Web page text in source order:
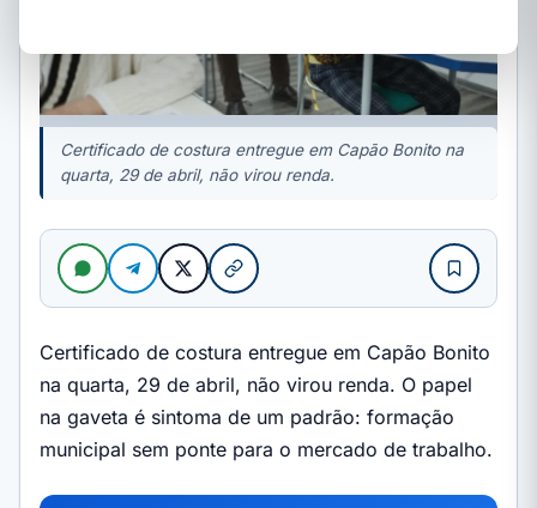
Certificado de costura entregue em Capão Bonito na
quarta, 29 de abril, não virou renda.
Certificado de costura entregue em Capão Bonito
na quarta, 29 de abril, não virou renda. O papel
na gaveta é sintoma de um padrão: formação
municipal sem ponte para o mercado de trabalho.